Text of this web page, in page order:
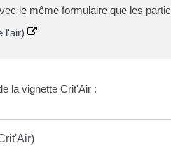
le même formulaire que les
l'air)
la vignette Crit'Air :